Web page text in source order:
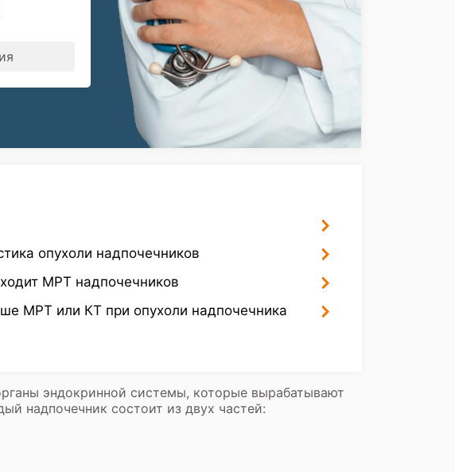
опухоли надпочечников
МРТ надпочечников
МРТ или КТ при опухоли надпочечника
эндокринной системы, которые вырабатывают
надпочечник состоит из двух частей: